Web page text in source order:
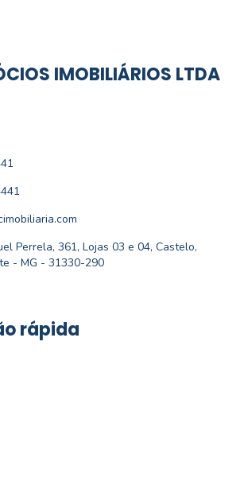
IMOBILIÁRIOS LTDA
Perrela, 361, Lojas 03 e 04, Castelo,
- MG - 31330-290
rápida